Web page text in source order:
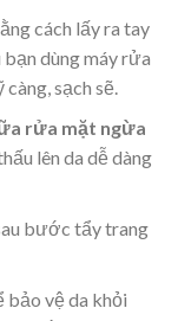
cách lấy ra tay
dùng máy rửa
sạch sẽ.
rửa mặt ngừa
lên da dễ dàng
bước tẩy trang
bảo vệ da khỏi